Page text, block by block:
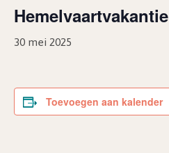
Hemelvaartvakantie
30 mei 2025
Toevoegen aan kalender